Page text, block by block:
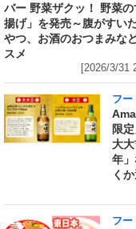
バー 野菜ザクッ！ 野菜
揚げ」を発売～腹がすい
やつ、お酒のおつまみな
スメ
[2026/3/31
フー
限
大
年
く
フー